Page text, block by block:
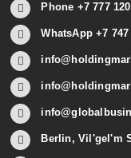
Phone +7 777
WhatsApp +7 747
Berlin, Vil'gel'm